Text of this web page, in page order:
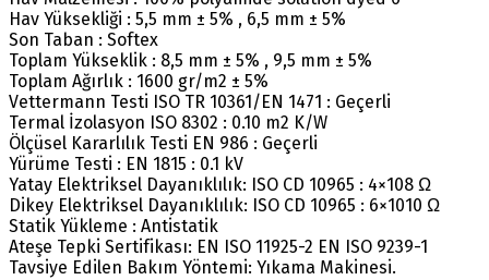
Hav Yüksekliği : 5,5 mm ± 5% , 6,5 mm ± 5%
Son Taban : Softex
Toplam Yükseklik : 8,5 mm ± 5% , 9,5 mm ± 5%
Toplam Ağırlık : 1600 gr/m2 ± 5%
Vettermann Testi ISO TR 10361/EN 1471 : Geçerli
Termal İzolasyon ISO 8302 : 0.10 m2 K/W
Ölçüsel Kararlılık Testi EN 986 : Geçerli
Yürüme Testi : EN 1815 : 0.1 kV
Yatay Elektriksel Dayanıklılık: ISO CD 10965 : 4×108 Ω
Dikey Elektriksel Dayanıklılık: ISO CD 10965 : 6×1010 Ω
Statik Yükleme : Antistatik
Ateşe Tepki Sertifikası: EN ISO 11925-2 EN ISO 9239-1
Tavsiye Edilen Bakım Yöntemi: Yıkama Makinesi.